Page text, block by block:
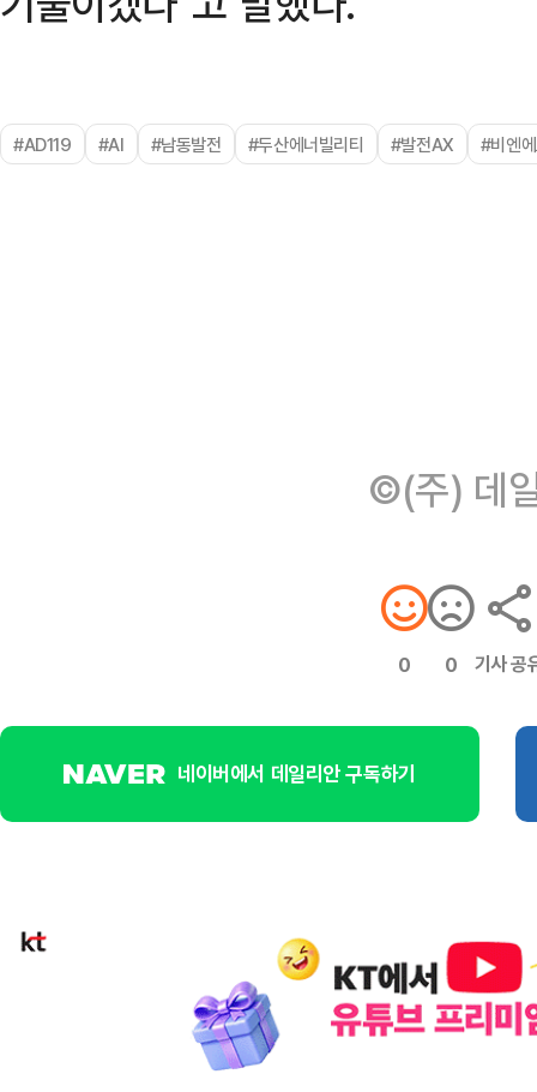
#AD119 #AI #남동발전 #두산에너빌리티 #발전AX #비엔
©(주) 데
0 0 기사 공
네이버에서 데일리안 구독하기